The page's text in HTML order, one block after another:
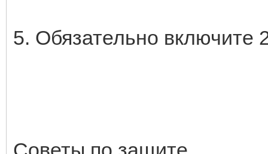
5. Обязательно включите